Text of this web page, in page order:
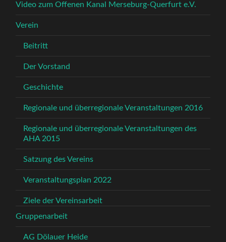
Video zum Offenen Kanal Merseburg-Querfurt e.V.
Verein
Beitritt
Der Vorstand
Geschichte
Regionale und überregionale Veranstaltungen 2016
Regionale und überregionale Veranstaltungen des
AHA 2015
Satzung des Vereins
Veranstaltungsplan 2022
Ziele der Vereinsarbeit
Gruppenarbeit
AG Dölauer Heide